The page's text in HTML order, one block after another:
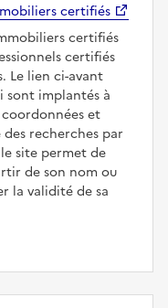
certifiés
certifiés
certifiés
Le lien ci-avant
sont implantés à
et
recherches par
site permet de
de son nom ou
la validité de sa